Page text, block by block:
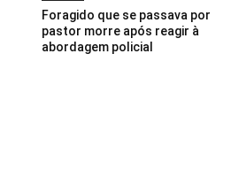
Foragido que se passava por
pastor morre após reagir à
abordagem policial